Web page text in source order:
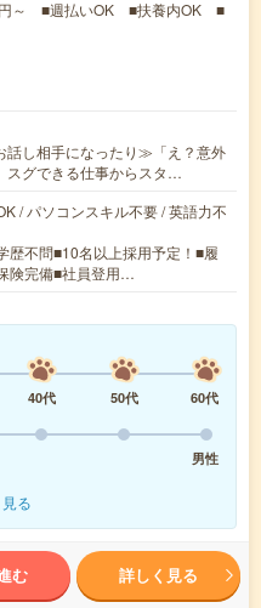
円～ ■週払いOK ■扶養内OK ■
し相手になったり≫「え？意外
スグできる仕事からスタ…
/ パソコンスキル不要 / 英語力不
歴不問■10名以上採用予定！■履
険完備■社員登用…
40代 50代
60代
男性
る
む 詳しく見る